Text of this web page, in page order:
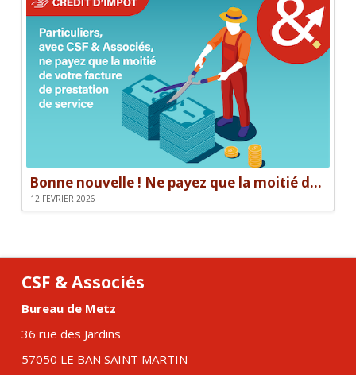
Bonne nouvelle ! Ne payez que la moitié de votre facture.
12 FÉVRIER 2026
CSF & Associés
Bureau de Metz
36 rue des Jardins
57050 LE BAN SAINT MARTIN